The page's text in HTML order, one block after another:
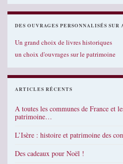
DES OUVRAGES PERSONNALISÉS SUR
Un grand choix de livres historiques
un choix d'ouvrages sur le patrimoine
ARTICLES RÉCENTS
A toutes les communes de France et
patrimoine…
L’Isère : histoire et patrimoine des
Des cadeaux pour Noël !